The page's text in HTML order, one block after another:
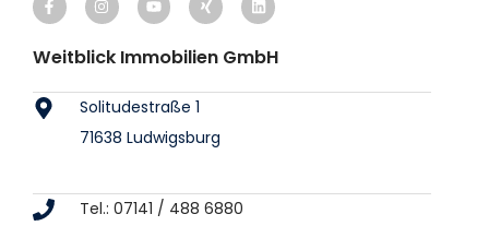
Weitblick Immobilien GmbH
Solitudestraße 1
71638 Ludwigsburg
Tel.: 07141 / 488 6880